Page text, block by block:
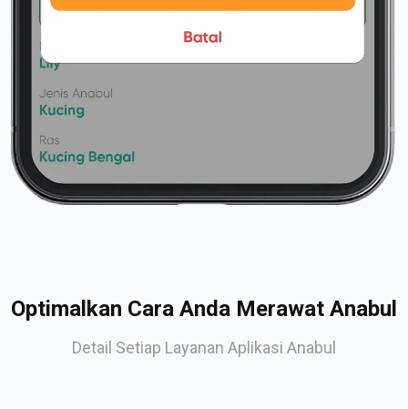
Optimalkan Cara Anda Merawat Anabul
Detail Setiap Layanan Aplikasi Anabul